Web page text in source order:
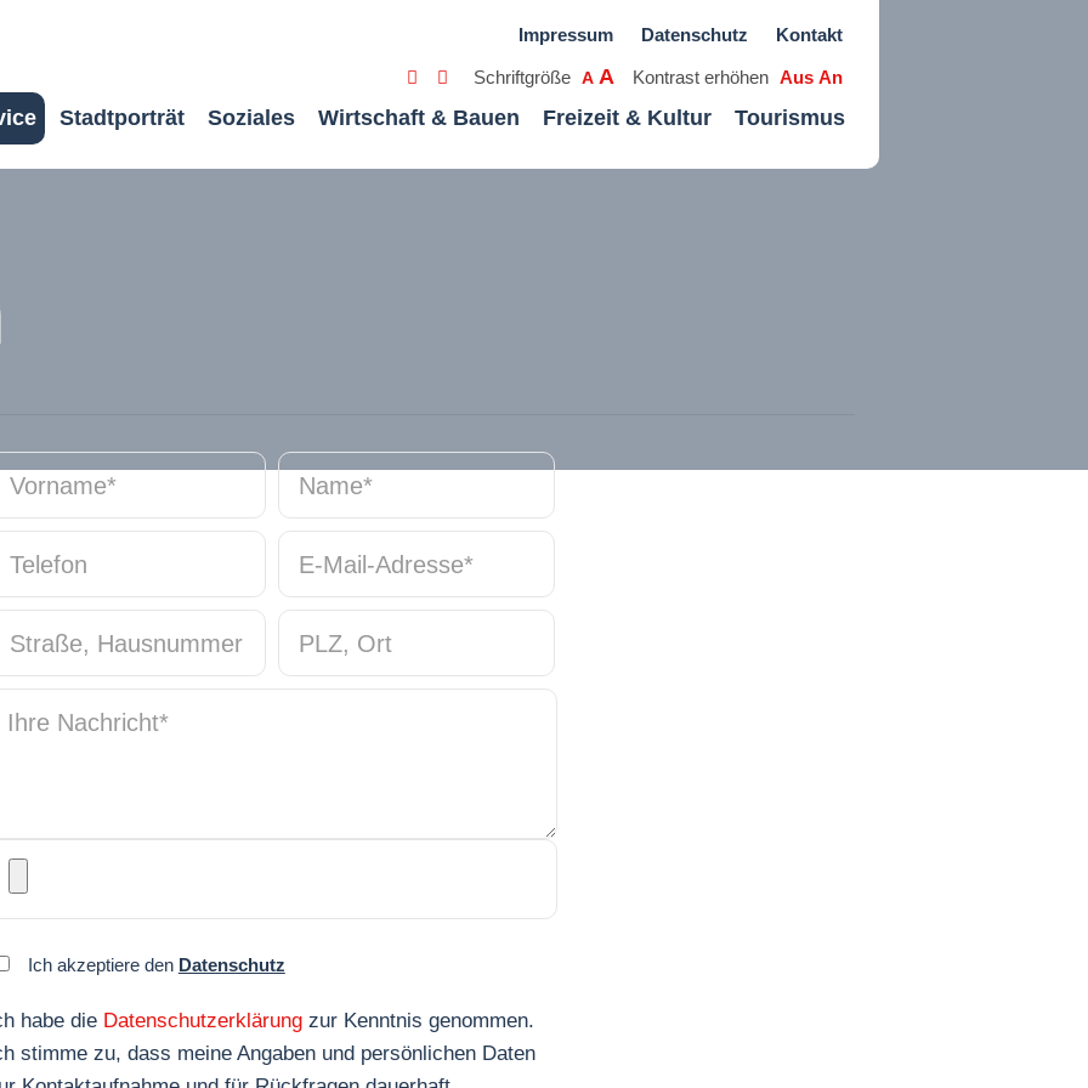
Impressum Datenschutz Kontakt
Schriftgröße A A Kontrast erhöhen Aus An
Stadtporträt Soziales Wirtschaft & Bauen Freizeit & Kultur Tourismus
Vorname* Name*
Telefon E-Mail-Adresse*
Straße, Hausnummer PLZ, Ort
Ihre Nachricht*
Ich akzeptiere den Datenschutz
habe die Datenschutzerklärungzur Kenntnis genommen.
stimme zu, dass meine Angaben und persönlichen Daten